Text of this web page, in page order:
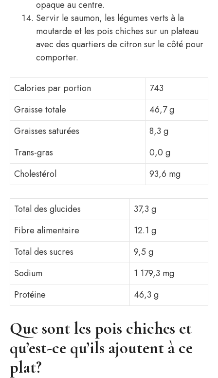
opaque au centre.
Servir le saumon, les légumes verts à la
moutarde et les pois chiches sur un plateau
avec des quartiers de citron sur le côté pour
comporter.
Calories par portion
743
Graisse totale
46,7 g
Graisses saturées
8,3 g
Trans-gras
0,0 g
Cholestérol
93,6 mg
Total des glucides
37,3 g
Fibre alimentaire
12.1 g
Total des sucres
9,5 g
Sodium
1 179,3 mg
Protéine
46,3 g
Que sont les pois chiches et
qu’est-ce qu’ils ajoutent à ce
plat?